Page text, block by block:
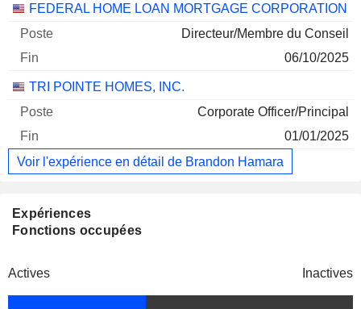
Sociétés Poste Fin
FEDERAL HOME LOAN MORTGAGE CORPORATION
Directeur/Membre du Conseil
06/10/2025
TRI POINTE HOMES, INC.
Corporate Officer/Principal
01/01/2025
Voir l'expérience en détail de Brandon Hamara
Expériences
Fonctions occupées
Actives Inactives